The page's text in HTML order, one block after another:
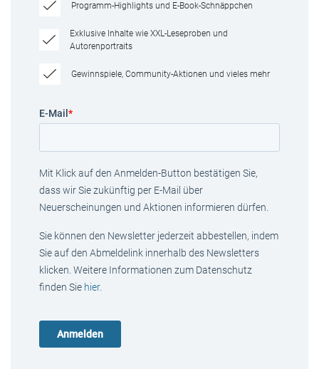
Programm-Highlights und E-Book-Schnäppchen
Exklusive Inhalte wie XXL-Leseproben und
Autorenportraits
Gewinnspiele, Community-Aktionen und vieles mehr
E-Mail *
Mit Klick auf den Anmelden-Button bestätigen Sie,
dass wir Sie zukünftig per E-Mail über
Neuerscheinungen und Aktionen informieren dürfen.
Sie können den Newsletter jederzeit abbestellen, indem
Sie auf den Abmeldelink innerhalb des Newsletters
klicken. Weitere Informationen zum Datenschutz
finden Sie hier.